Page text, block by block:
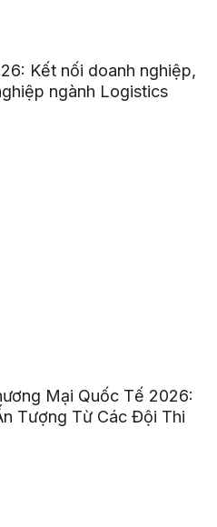
Kết nối doanh nghiệp,
ngành Logistics
Mại Quốc Tế 2026:
Tượng Từ Các Đội Thi